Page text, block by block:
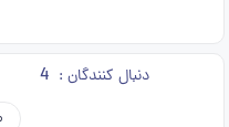
دنبال کنندگان : 4